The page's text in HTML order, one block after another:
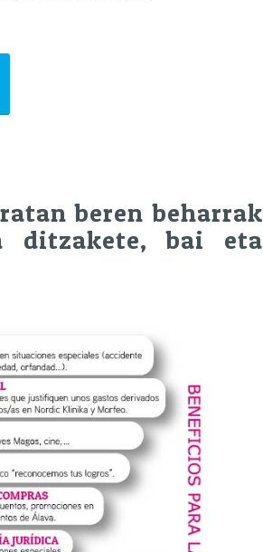
beren beharrak
ditzakete, bai eta